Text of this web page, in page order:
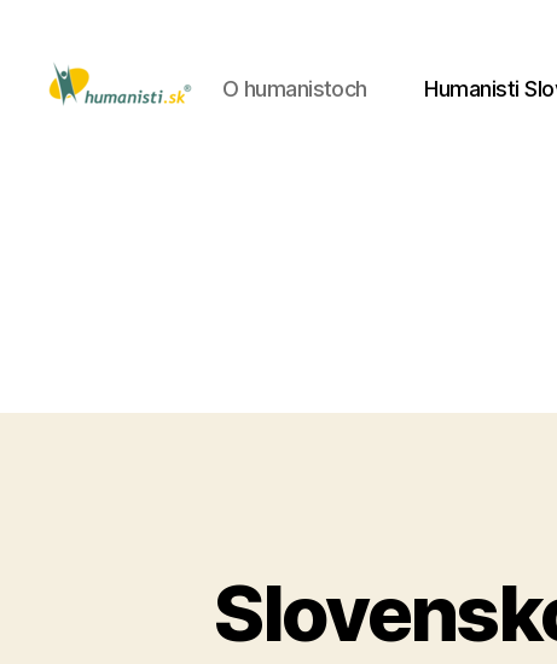
O humanistoch Humanisti